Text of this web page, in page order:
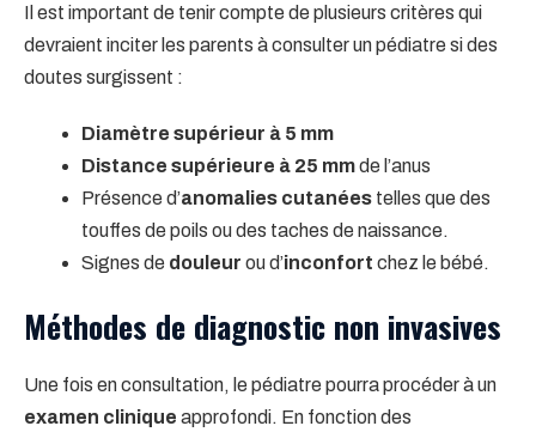
Il est important de tenir compte de plusieurs critères qui
devraient inciter les parents à consulter un pédiatre si des
doutes surgissent :
Diamètre supérieur à 5 mm
Distance supérieure à 25 mmde l’anus
Présence d’anomalies cutanées telles que des
touffes de poils ou des taches de naissance.
Signes de douleur ou d’inconfort chez le bébé.
Méthodes de diagnostic non invasives
Une fois en consultation, le pédiatre pourra procéder à un
examen clinique approfondi. En fonction des